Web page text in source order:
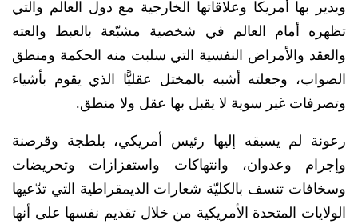
ويدير بها أمريكا وعلاقاتها الخارجية مع دول العالم والتي
تظهره أمام العالم في شخصية مشبّعة بالعبط والعته
والعقد والأمراض النفسية التي سلبت منه الحكمة ومنطق
الصواب، وجعلته أشبه بالمختل عقليًّا الذي يقوم بأشياء
وتصرفات غير سوية لا يقبل بها عقل ولا منطق.
رعونة لم يسبقه إليها رئيس أمريكي، بلطجة وقرصنة
وإجرام وعدوان، وانتهاكات واستفزازات وتحريضات
وسخافات تنسف بالكليّة شعارات الديمقراطية التي تدّعيها
الولايات المتحدة الأمريكية من خلال تقديم نفسها على أنها